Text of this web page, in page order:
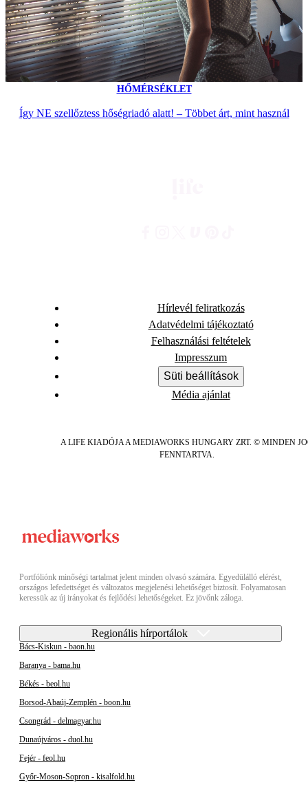
HŐMÉRSÉKLET
Így NE szellőztess hőségriadó alatt! – Többet árt, mint használ
Hírlevél feliratkozás
Adatvédelmi tájékoztató
Felhasználási feltételek
Impresszum
Süti beállítások
Média ajánlat
A LIFE KIADÓJA A MEDIAWORKS HUNGARY ZRT. © MINDEN
FENNTARTVA.
Portfóliónk minőségi tartalmat jelent minden olvasó számára. Egyedülálló elérést,
országos lefedettséget és változatos megjelenési lehetőséget biztosít. Folyamatosan
keressük az új irányokat és fejlődési lehetőségeket. Ez jövőnk záloga.
Regionális hírportálok
Bács-Kiskun - baon.hu
Baranya - bama.hu
Békés - beol.hu
Borsod-Abaúj-Zemplén - boon.hu
Csongrád - delmagyar.hu
Dunaújváros - duol.hu
Fejér - feol.hu
Győr-Moson-Sopron - kisalfold.hu